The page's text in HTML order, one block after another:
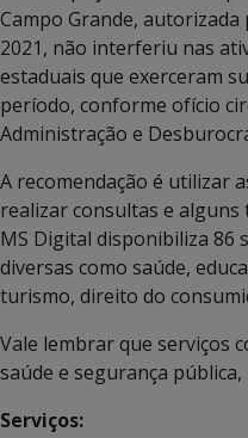
Campo Grande, autorizada
2021, não interferiu nas
estaduais que exerceram
período, conforme ofício
Administração e
A recomendação é utilizar
realizar consultas e alguns
MS Digital disponibiliza 86
diversas como saúde,
turismo, direito do
Vale lembrar que serviços
saúde e segurança
Serviços: